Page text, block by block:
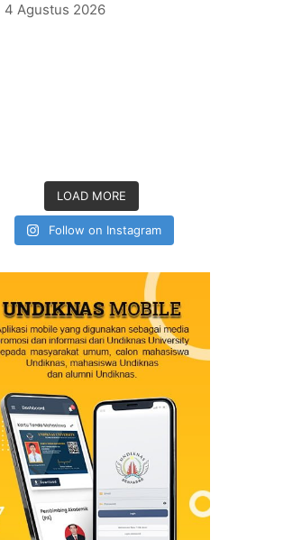
4 Agustus 2026
LOAD MORE
Follow on Instagram